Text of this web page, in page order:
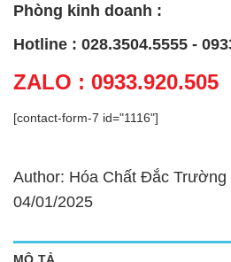
Phòng kinh doanh :
Hotline : 028.3504.5555 -
ZALO : 0933.920.505
[contact-form-7 id="1116"]
Author: Hóa Chất Đắc Trường
04/01/2025